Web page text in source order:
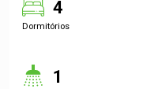
4
Dormitórios
1